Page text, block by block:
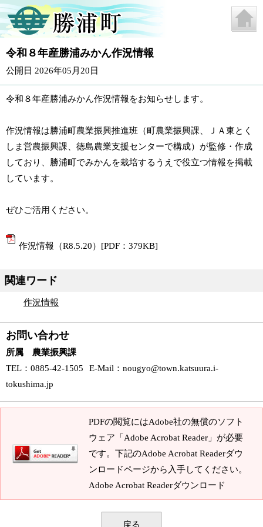
令和８年産勝浦みかん作況情報
公開日 2026年05月20日
令和８年産勝浦みかん作況情報をお知らせします。
作況情報は勝浦町農業振興推進班（町農業振興課、ＪＡ東とく
しま営農振興課、徳島農業支援センターで構成）が監修・作成
しており、勝浦町でみかんを栽培するうえで役立つ情報を掲載
しています。
ぜひご活用ください。
作況情報（R8.5.20）[PDF：379KB]
関連ワード
作況情報
お問い合わせ
所属 農業振興課
TEL ：0885-42-1505 E-Mail ： nougyo@town.katsuura.i-
tokushima.jp
PDFの閲覧にはAdobe社の無償のソフト
ウェア「Adobe Acrobat Reader」が必要
です。下記のAdobe Acrobat Readerダウ
ンロードページから入手してください。
Adobe Acrobat Readerダウンロード
戻る